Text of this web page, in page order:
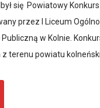
się Powiatowy
przez I Liceum
w Kolnie.
terenu powiatu